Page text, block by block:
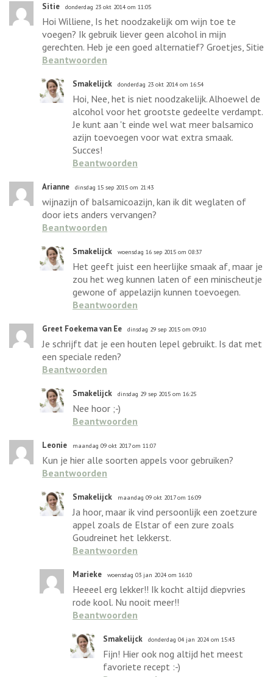
Sitie donderdag 23 okt 2014 om 11:05
Hoi Williene, Is het noodzakelijk om wijn toe te
voegen? Ik gebruik liever geen alcohol in mijn
gerechten. Heb je een goed alternatief? Groetjes, Sitie
Beantwoorden
Smakelijck donderdag 23 okt 2014 om 16:54
Hoi, Nee, het is niet noodzakelijk. Alhoewel de
alcohol voor het grootste gedeelte verdampt.
Je kunt aan 't einde wel wat meer balsamico
azijn toevoegen voor wat extra smaak.
Succes!
Beantwoorden
Arianne dinsdag 15 sep 2015 om 21:43
wijnazijn of balsamicoazijn, kan ik dit weglaten of
door iets anders vervangen?
Beantwoorden
Smakelijck woensdag 16 sep 2015 om 08:37
Het geeft juist een heerlijke smaak af, maar je
zou het weg kunnen laten of een minischeutje
gewone of appelazijn kunnen toevoegen.
Beantwoorden
Greet Foekema van Ee dinsdag 29 sep 2015 om 09:10
Je schrijft dat je een houten lepel gebruikt. Is dat met
een speciale reden?
Beantwoorden
Smakelijck dinsdag 29 sep 2015 om 16:25
Nee hoor ;-)
Beantwoorden
Leonie maandag 09 okt 2017 om 11:07
Kun je hier alle soorten appels voor gebruiken?
Beantwoorden
Smakelijck maandag 09 okt 2017 om 16:09
Ja hoor, maar ik vind persoonlijk een zoetzure
appel zoals de Elstar of een zure zoals
Goudreinet het lekkerst.
Beantwoorden
Marieke woensdag 03 jan 2024 om 16:10
Heeeel erg lekker!! Ik kocht altijd diepvries
rode kool. Nu nooit meer!!
Beantwoorden
Smakelijck donderdag 04 jan 2024 om 15:43
Fijn! Hier ook nog altijd het meest
favoriete recept :-)